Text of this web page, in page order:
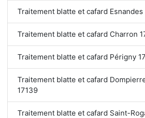
Traitement blatte et cafard Esnandes
Traitement blatte et cafard Charron
Traitement blatte et cafard Périgny
Traitement blatte et cafard
17139
Traitement blatte et cafard Saint-